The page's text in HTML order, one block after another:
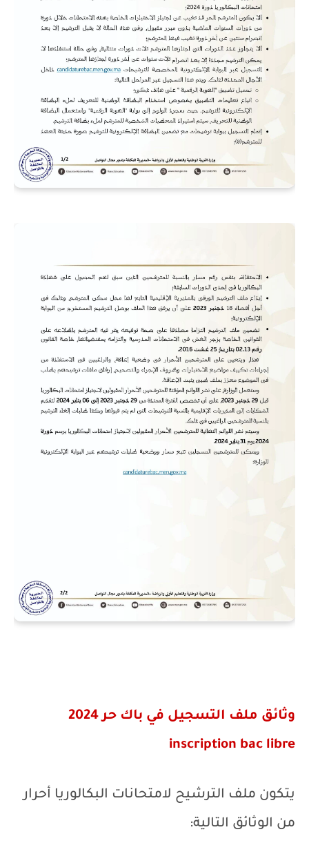
وثائق ملف التسجيل في باك حر 2024
inscription bac libre
يتكون ملف الترشيح لامتحانات البكالوريا أحرار
من الوثائق التالية: